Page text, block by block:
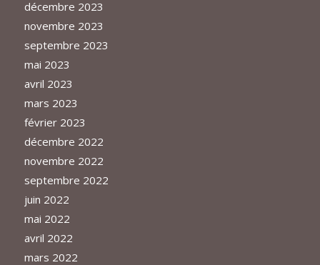
décembre 2023
novembre 2023
septembre 2023
mai 2023
avril 2023
mars 2023
février 2023
décembre 2022
novembre 2022
septembre 2022
juin 2022
mai 2022
avril 2022
mars 2022